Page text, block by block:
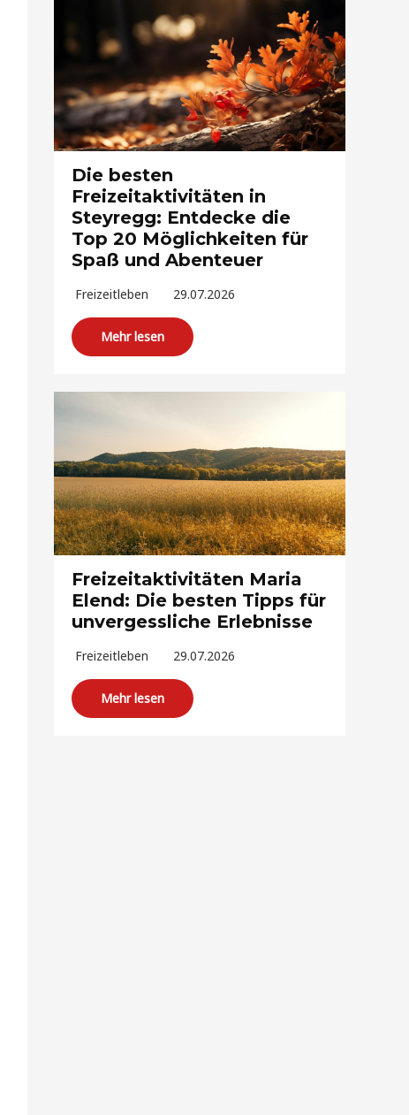
Die besten
Freizeitaktivitäten in
Steyregg: Entdecke die
Top 20 Möglichkeiten für
Spaß und Abenteuer
Freizeitleben 29.07.2026
Mehr lesen
Freizeitaktivitäten Maria
Elend: Die besten Tipps für
unvergessliche Erlebnisse
Freizeitleben 29.07.2026
Mehr lesen